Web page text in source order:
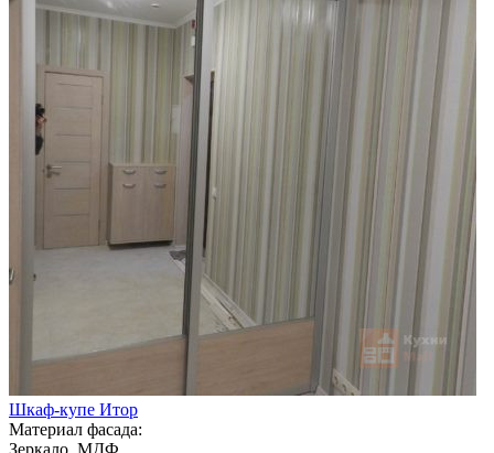
Шкаф-купе Итор
Материал фасада:
Зеркало, МДФ